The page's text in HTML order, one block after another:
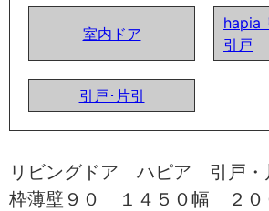
室内ドア
hapia
引戸
引戸･片引
リビングドア ハピア 引戸
枠薄壁９０ １４５０幅 ２０